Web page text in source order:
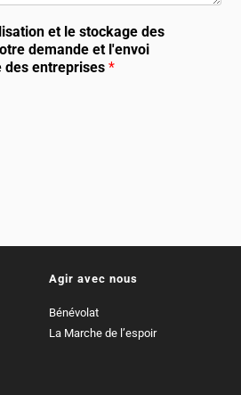
et le stockage des
demande et l'envoi
des entreprises *
Agir avec nous
Bénévolat
La Marche de l’espoir